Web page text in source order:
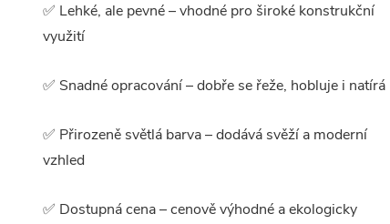
✅ Lehké, ale pevné – vhodné pro široké konstrukční
využití
✅ Snadné opracování – dobře se řeže, hobluje i natírá
✅ Přirozeně světlá barva – dodává svěží a moderní
vzhled
✅ Dostupná cena – cenově výhodné a ekologicky